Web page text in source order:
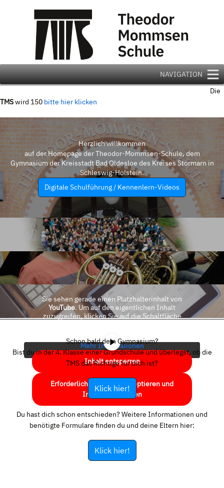
NAVIGATION
Die
TMSwird 150 bitte hier klicken
Herzlich willkommen
auf der Homepage der Theodor-Mommsen-Schule, dem
Gymnasium der Kreisstadt Bad Oldesloe des Kreises Stormarn in
Schleswig-Holstein.
Digitale Schulführung / Kennenlern-Videos
Sie sehen gerade einen Platzhalterinhalt von
YouTube. Um auf den eigentlichen Inhalt
zuzugreifen, klicken Sie auf die Schaltfläche
Mehr Informationen
Inhalt entsperren
Erforderlichen Service akzeptieren und
Inhalte entsperren
Schon bald dein Gymnasium?
Bist du in der 4. Klasse einer Grundschule und überlegst, ob die
TMS das Richtige für dich ist?
Klick hier!
Du hast dich schon entschieden? Weitere Informationen und
benötigte Formulare finden du und deine Eltern hier:
Klick hier!